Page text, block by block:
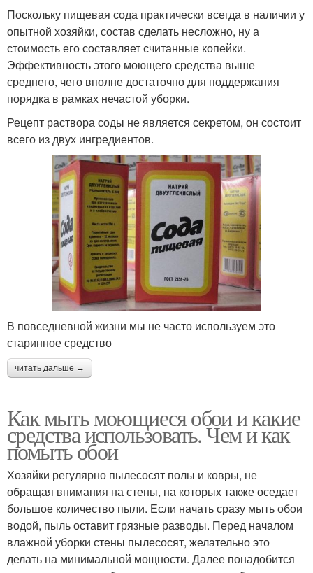
Поскольку пищевая сода практически всегда в наличии у
опытной хозяйки, состав сделать несложно, ну а
стоимость его составляет считанные копейки.
Эффективность этого моющего средства выше
среднего, чего вполне достаточно для поддержания
порядка в рамках нечастой уборки.
Рецепт раствора соды не является секретом, он состоит
всего из двух ингредиентов.
В повседневной жизни мы не часто используем это
старинное средство
читать дальше →
Как мыть моющиеся обои и какие
средства использовать. Чем и как
помыть обои
Хозяйки регулярно пылесосят полы и ковры, не
обращая внимания на стены, на которых также оседает
большое количество пыли. Если начать сразу мыть обои
водой, пыль оставит грязные разводы. Перед началом
влажной уборки стены пылесосят, желательно это
делать на минимальной мощности. Далее понадобится